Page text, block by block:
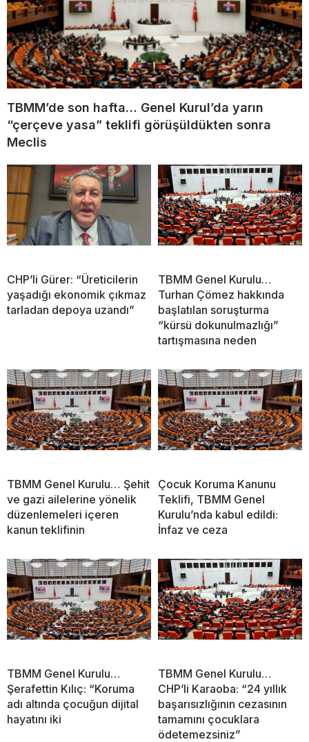
TBMM’de son hafta… Genel Kurul’da yarın
“çerçeve yasa” teklifi görüşüldükten sonra
Meclis
CHP’li Gürer: “Üreticilerin
yaşadığı ekonomik çıkmaz
tarladan depoya uzandı”
TBMM Genel Kurulu…
Turhan Çömez hakkında
başlatılan soruşturma
“kürsü dokunulmazlığı”
tartışmasına neden
TBMM Genel Kurulu… Şehit
ve gazi ailelerine yönelik
düzenlemeleri içeren
kanun teklifinin
Çocuk Koruma Kanunu
Teklifi, TBMM Genel
Kurulu’nda kabul edildi:
İnfaz ve ceza
TBMM Genel Kurulu…
Şerafettin Kılıç: “Koruma
adı altında çocuğun dijital
hayatını iki
TBMM Genel Kurulu…
CHP’li Karaoba: “24 yıllık
başarısızlığının cezasının
tamamını çocuklara
ödetemezsiniz”